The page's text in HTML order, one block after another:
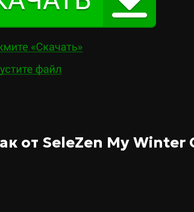
от SeleZen My Winter